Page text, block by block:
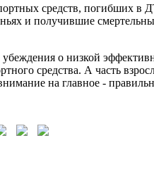
средств, погибших
и получившие
о низкой
средства. А часть
на главное -